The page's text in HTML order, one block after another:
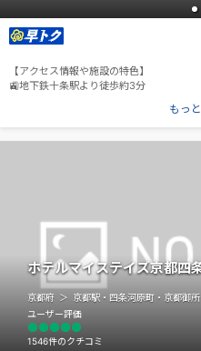
【アクセス情報や施設の特色】
🚉地下鉄十条駅より徒歩約3分
もっ
ホテルマイステイズ京都四
京都府 京都駅・四条河原町・京都御所
ユーザー評価
1546件のクチコミ